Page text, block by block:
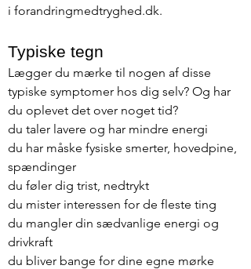
i forandringmedtryghed.dk.
Typiske tegn
Lægger du mærke til nogen af disse
typiske symptomer hos dig selv? Og har
du oplevet det over noget tid?
du taler lavere og har mindre energi
du har måske fysiske smerter, hovedpine,
spændinger
du føler dig trist, nedtrykt
du mister interessen for de fleste ting
du mangler din sædvanlige energi og
drivkraft
du bliver bange for dine egne mørke